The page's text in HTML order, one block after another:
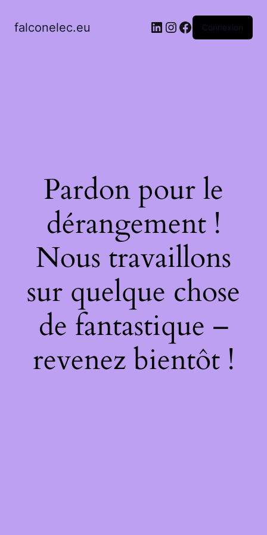
falconelec.eu LinkedIn
Instagram
Facebook
Connexion
Pardon pour le
dérangement !
Nous travaillons
sur quelque chose
de fantastique –
revenez bientôt !